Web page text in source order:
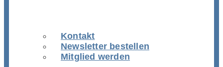
Kontakt
Newsletter bestellen
Mitglied werden